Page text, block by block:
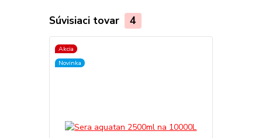
Súvisiaci tovar 4
Akcia
Novinka